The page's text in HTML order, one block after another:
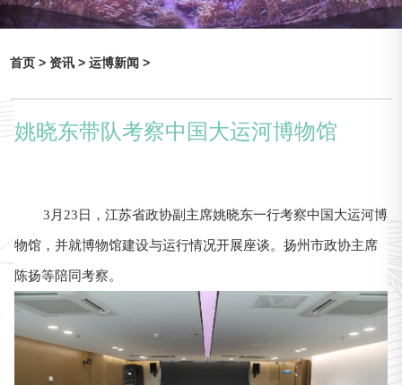
首页 >资讯 >运博新闻 >
姚晓东带队考察中国大运河博物馆
3月23日，江苏省政协副主席姚晓东一行考察中国大运河博
物馆，并就博物馆建设与运行情况开展座谈。扬州市政协主席
陈扬等陪同考察。